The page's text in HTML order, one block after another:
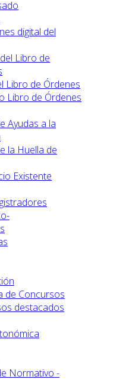
digital del
Libro de
Libro de Órdenes
Libro de Órdenes
Ayudas a la
la Huella de
Existente
de Concursos
destacados
Normativo -